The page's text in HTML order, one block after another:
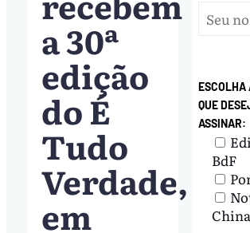
a 30ª
edição
do É
Tudo
Verdade,
em
ESCOLHA
QUE
ASSINAR:
BdF
China